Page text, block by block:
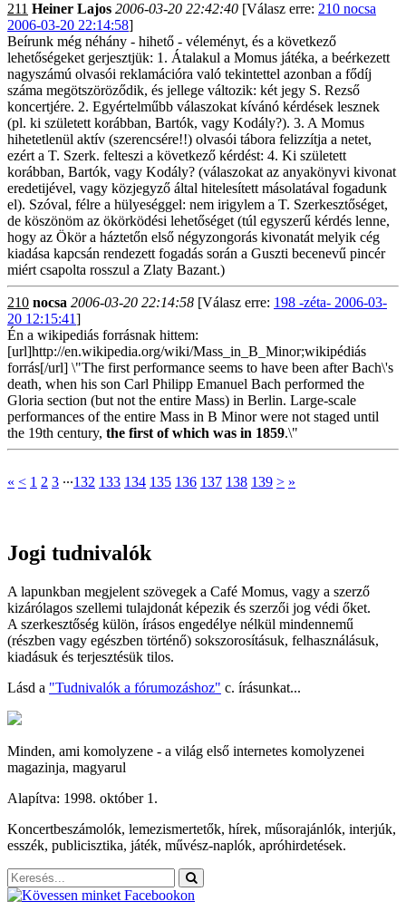
211 Heiner Lajos 2006-03-20 22:42:40 [Válasz erre: 210 nocsa
2006-03-20 22:14:58]
Beírunk még néhány - hihető - véleményt, és a következő
lehetőségeket gerjesztjük: 1. Átalakul a Momus játéka, a beérkezett
nagyszámú olvasói reklamációra való tekintettel azonban a fődíj
száma megötszöröződik, és jellege változik: két jegy S. Rezső
koncertjére. 2. Egyértelműbb válaszokat kívánó kérdések lesznek
(pl. ki született korábban, Bartók, vagy Kodály?). 3. A Momus
hihetetlenül aktív (szerencsére!!) olvasói tábora felizzítja a netet,
ezért a T. Szerk. felteszi a következő kérdést: 4. Ki született
korábban, Bartók, vagy Kodály? (válaszokat az anyakönyvi kivonat
eredetijével, vagy közjegyző által hitelesített másolatával fogadunk
el). Szóval, félre a hülyeséggel: nem irigylem a T. Szerkesztőséget,
de köszönöm az ökörködési lehetőséget (túl egyszerű kérdés lenne,
hogy az Ökör a háztetőn első négyzongorás kivonatát melyik cég
kiadása kapcsán rendezett fogadás során a Guszti becenevű pincér
miért csapolta rosszul a Zlaty Bazant.)
210 nocsa 2006-03-20 22:14:58 [Válasz erre: 198 -zéta- 2006-03-
20 12:15:41]
Én a wikipediás forrásnak hittem:
[url]http://en.wikipedia.org/wiki/Mass_in_B_Minor;wikipédiás
forrás[/url] \"The first performance seems to have been after Bach\'s
death, when his son Carl Philipp Emanuel Bach performed the
Gloria section (but not the entire Mass) in Berlin. Large-scale
performances of the entire Mass in B Minor were not staged until
the 19th century, the first of which was in 1859.\"
« < 1 2 3 ∙∙∙132 133 134 135 136 137 138 139 > »
Jogi tudnivalók
A lapunkban megjelent szövegek a Café Momus, vagy a szerző
kizárólagos szellemi tulajdonát képezik és szerzői jog védi őket.
A szerkesztőség külön, írásos engedélye nélkül mindennemű
(részben vagy egészben történő) sokszorosításuk, felhasználásuk,
kiadásuk és terjesztésük tilos.
Lásd a "Tudnivalók a fórumozáshoz" c. írásunkat...
Minden, ami komolyzene - a világ első internetes komolyzenei
magazinja, magyarul
Alapítva: 1998. október 1.
Koncertbeszámolók, lemezismertetők, hírek, műsorajánlók, interjúk,
esszék, publicisztika, játék, művész-naplók, apróhirdetések.